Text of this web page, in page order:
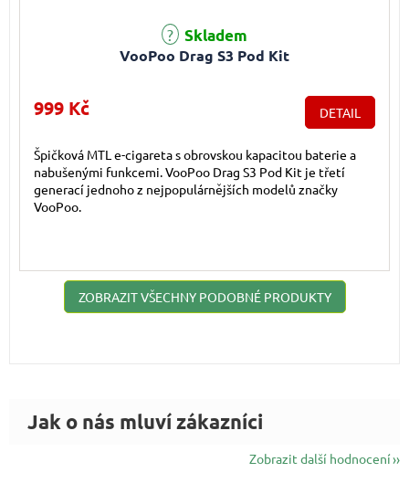
VooPoo Drag S3 Pod Kit
Skladem
999 Kč DETAIL
Špičková MTL e-cigareta s obrovskou kapacitou baterie a
nabušenými funkcemi. VooPoo Drag S3 Pod Kit je třetí
generací jednoho z nejpopulárnějších modelů značky
VooPoo.
ZOBRAZIT VŠECHNY PODOBNÉ PRODUKTY
Zobrazit další hodnocení